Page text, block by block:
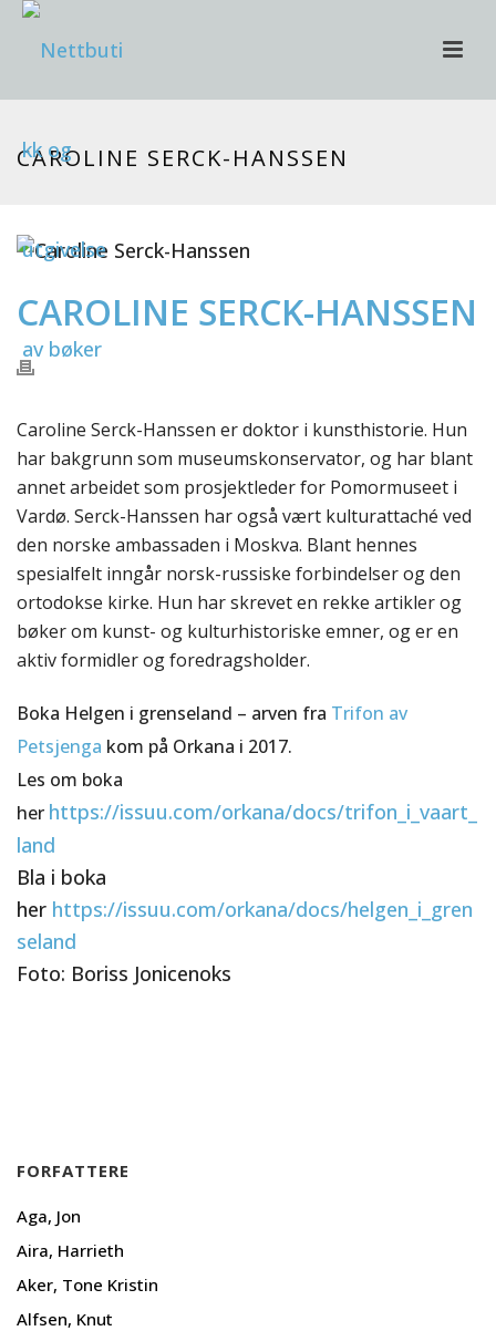
CAROLINE SERCK-HANSSEN
CAROLINE SERCK-HANSSEN
Caroline Serck-Hanssen er doktor i kunsthistorie. Hun
har bakgrunn som museumskonservator, og har blant
annet arbeidet som prosjektleder for Pomormuseet i
Vardø. Serck-Hanssen har også vært kulturattaché ved
den norske ambassaden i Moskva. Blant hennes
spesialfelt inngår norsk-russiske forbindelser og den
ortodokse kirke. Hun har skrevet en rekke artikler og
bøker om kunst- og kulturhistoriske emner, og er en
aktiv formidler og foredragsholder.
Boka Helgen i grenseland – arven fra Trifon av
Petsjenga kom på Orkana i 2017.
Les om boka
her https://issuu.com/orkana/docs/trifon_i_vaart_
land
Bla i boka
her https://issuu.com/orkana/docs/helgen_i_gren
seland
Foto: Boriss Jonicenoks
FORFATTERE
Aga, Jon
Aira, Harrieth
Aker, Tone Kristin
Alfsen, Knut